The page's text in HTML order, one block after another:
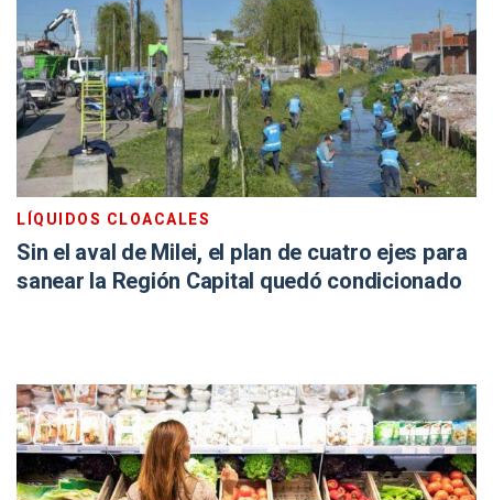
LÍQUIDOS CLOACALES
Sin el aval de Milei, el plan de cuatro ejes para
sanear la Región Capital quedó condicionado